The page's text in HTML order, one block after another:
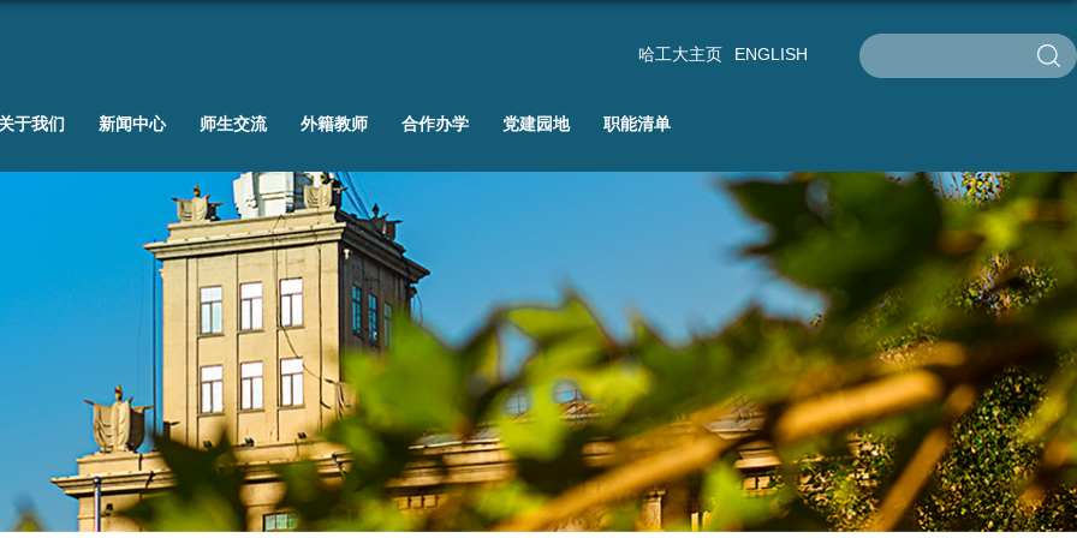
哈工大主页 ENGLISH
于我们 新闻中心 师生交流 外籍教师 合作办学 党建园地 职能清单